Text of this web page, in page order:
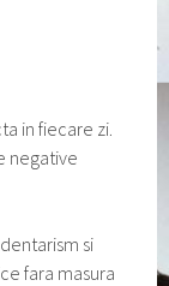
in fiecare zi.
negative
si
fara masura